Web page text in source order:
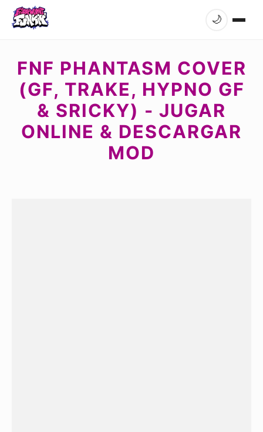
🌙
FNF PHANTASM COVER
(GF, TRAKE, HYPNO GF
& SRICKY) - JUGAR
ONLINE & DESCARGAR
MOD